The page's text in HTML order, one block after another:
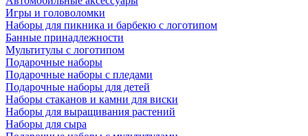
Игры и головоломки
Наборы для пикника и барбекю с логотипом
Банные принадлежности
Мультитулы с логотипом
Подарочные наборы
Подарочные наборы с пледами
Подарочные наборы для детей
Наборы стаканов и камни для виски
Наборы для выращивания растений
Наборы для сыра